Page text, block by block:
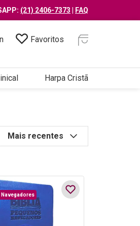
(21) 2406-7373 FAQ
Favoritos
Harpa Cristã
Mais recentes
Navegadores